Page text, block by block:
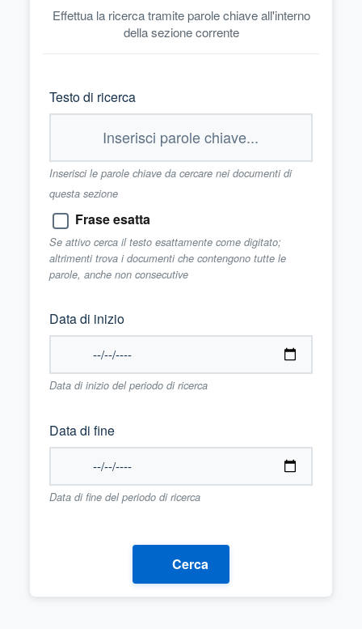
Effettua la ricerca tramite parole chiave all'interno
della sezione corrente
Testo di ricerca
Inserisci le parole chiave da cercare nei documenti di
questa sezione
Frase esatta
Se attivo cerca il testo esattamente come digitato;
altrimenti trova i documenti che contengono tutte le
parole, anche non consecutive
Data di inizio
Data di inizio del periodo di ricerca
Data di fine
Data di fine del periodo di ricerca
Cerca